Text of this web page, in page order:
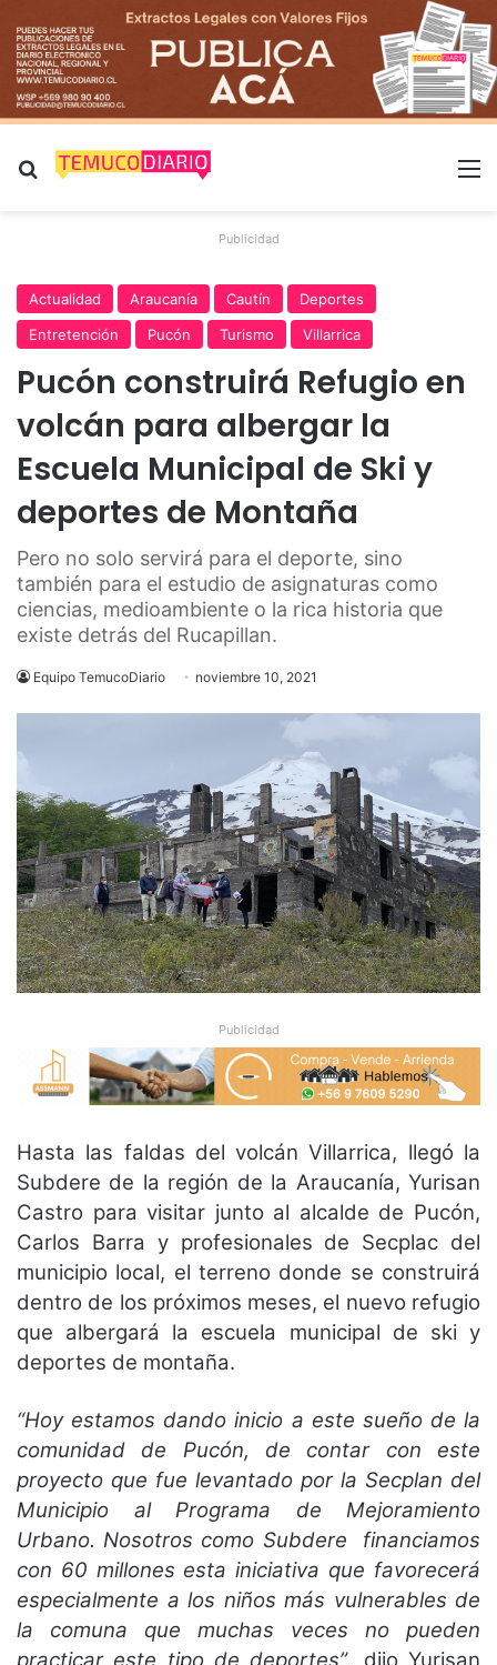
Buscar por
Publicidad
Actualidad Araucanía Cautín
Deportes
Entretención
Pucón Turismo Villarrica
Pucón construirá Refugio en
volcán para albergar la
Escuela Municipal de Ski y
deportes de Montaña
Pero no solo servirá para el deporte, sino
también para el estudio de asignaturas como
ciencias, medioambiente o la rica historia que
existe detrás del Rucapillan.
Equipo TemucoDiario noviembre 10, 2021
Publicidad
Hasta las faldas del volcán Villarrica, llegó la
Subdere de la región de la Araucanía, Yurisan
Castro para visitar junto al alcalde de Pucón,
Carlos Barra y profesionales de Secplac del
municipio local, el terreno donde se construirá
dentro de los próximos meses, el nuevo refugio
que albergará la escuela municipal de ski y
deportes de montaña.
“Hoy estamos dando inicio a este sueño de la
comunidad de Pucón, de contar con este
proyecto que fue levantado por la Secplan del
Municipio al Programa de Mejoramiento
Urbano. Nosotros como Subdere financiamos
con 60 millones esta iniciativa que favorecerá
especialmente a los niños más vulnerables de
la comuna que muchas veces no pueden
practicar este tipo de deportes”, dijo Yurisan